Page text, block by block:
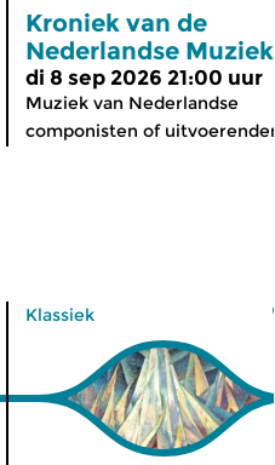
Kroniek van de
Nederlandse Muziek
di 8 sep 2026 21:00 uur
Muziek van Nederlandse
componisten of
Klassiek